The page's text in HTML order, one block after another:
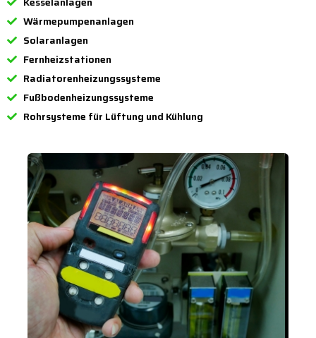
Wärmepumpenanlagen
Solaranlagen
Fernheizstationen
Radiatorenheizungssysteme
Fußbodenheizungssysteme
Rohrsysteme für Lüftung und Kühlung